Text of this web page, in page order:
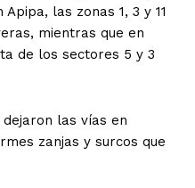
las zonas 1, 3 y 11
mientras que en
de los sectores 5 y 3
las vías en
zanjas y surcos que